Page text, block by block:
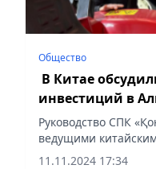
Общество
В Китае
инвестиций в
Руководство СПК
ведущими
сфер экономики,
11.11.2024 17:34